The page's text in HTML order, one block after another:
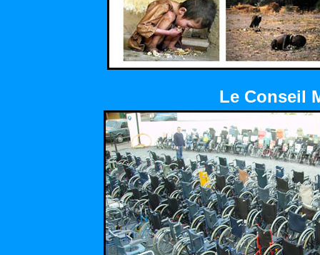
Le Conseil